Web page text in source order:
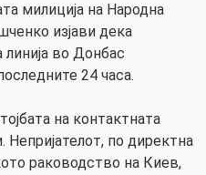
милиција на Народна
изјави дека
линија во Донбас
24 часа.
на контактната
Непријателот, по директна
раководство на Киев,